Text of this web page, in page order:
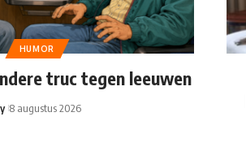
HUMOR
truc tegen leeuwen
8 augustus 2026